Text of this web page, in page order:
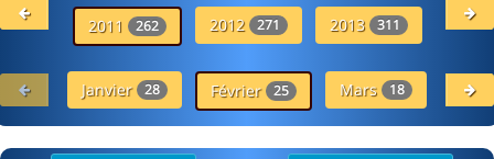
2011 262 2012 271 2013 311
Janvier 28 Février 25 Mars 18